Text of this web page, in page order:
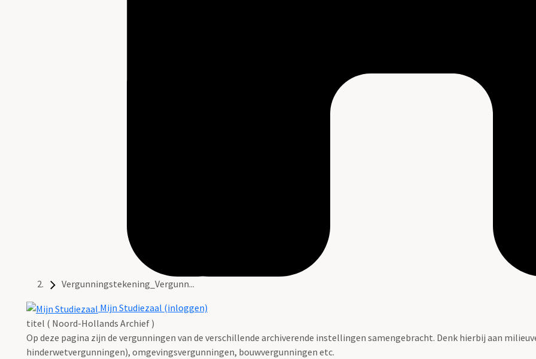
Vergunningstekening_Vergunn...
Mijn Studiezaal (inloggen)
titel ( Noord-Hollands Archief )
Op deze pagina zijn de vergunningen van de verschillende archiverende instellingen samengebracht. Denk hierbij aan
hinderwetvergunningen), omgevingsvergunningen, bouwvergunningen etc.